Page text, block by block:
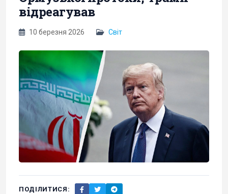
відреагував
10 березня 2026 Світ
ПОДІЛИТИСЯ: